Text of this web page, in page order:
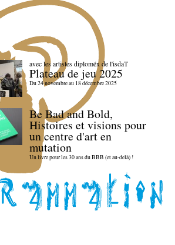
avec les artistes diploméx de l'isdaT
Plateau de jeu 2025
Du 24 novembre au 18 décembre 2025
Be Bad and Bold,
Histoires et visions pour
un centre d'art en
mutation
Un livre pour les 30 ans du BBB (et au-delà) !